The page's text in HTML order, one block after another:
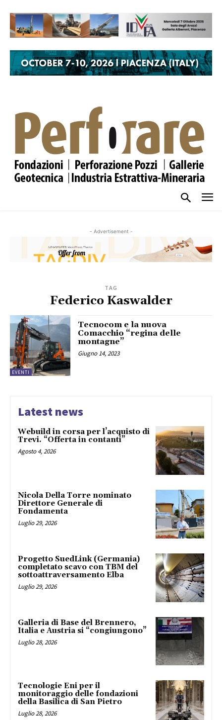
- Advertisement -
TAG
Federico Kaswalder
EVENTI
Tecnocom e la nuova
Comacchio “regina delle
montagne”
Giugno 14, 2023
Latest news
Webuild in corsa per l’acquisto di
Trevi. “Offerta in contanti”
Agosto 4, 2026
Nicola Della Torre nominato
Direttore Generale di
Fondamenta
Luglio 29, 2026
Progetto SuedLink (Germania)
completato scavo con TBM del
sottoattraversamento Elba
Luglio 29, 2026
Galleria di Base del Brennero,
Italia e Austria si “congiungono”
Luglio 28, 2026
Tecnologie Eni per il
monitoraggio delle fondazioni
della Basilica di San Pietro
Luglio 28, 2026